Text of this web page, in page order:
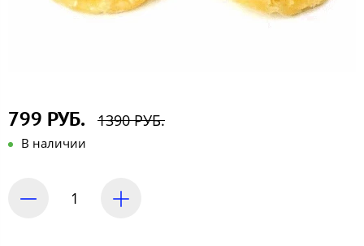
799 РУБ. 1390 РУБ.
В наличии